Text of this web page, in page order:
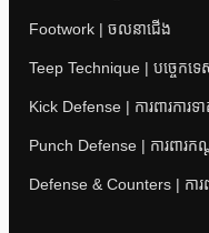
Footwork | ចលនាជើង
Teep Technique | បច្ចេកទ
Kick Defense | ការពារការទ
Punch Defense | ការពារកណ្
Defense & Counters | ការ